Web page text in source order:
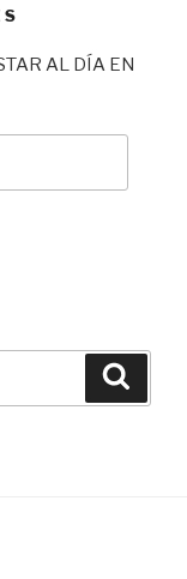
AL DÍA EN